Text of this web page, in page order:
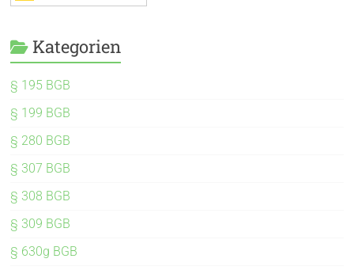
Kategorien
§ 195 BGB
§ 199 BGB
§ 280 BGB
§ 307 BGB
§ 308 BGB
§ 309 BGB
§ 630g BGB